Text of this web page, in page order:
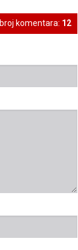
broj komentara: 12